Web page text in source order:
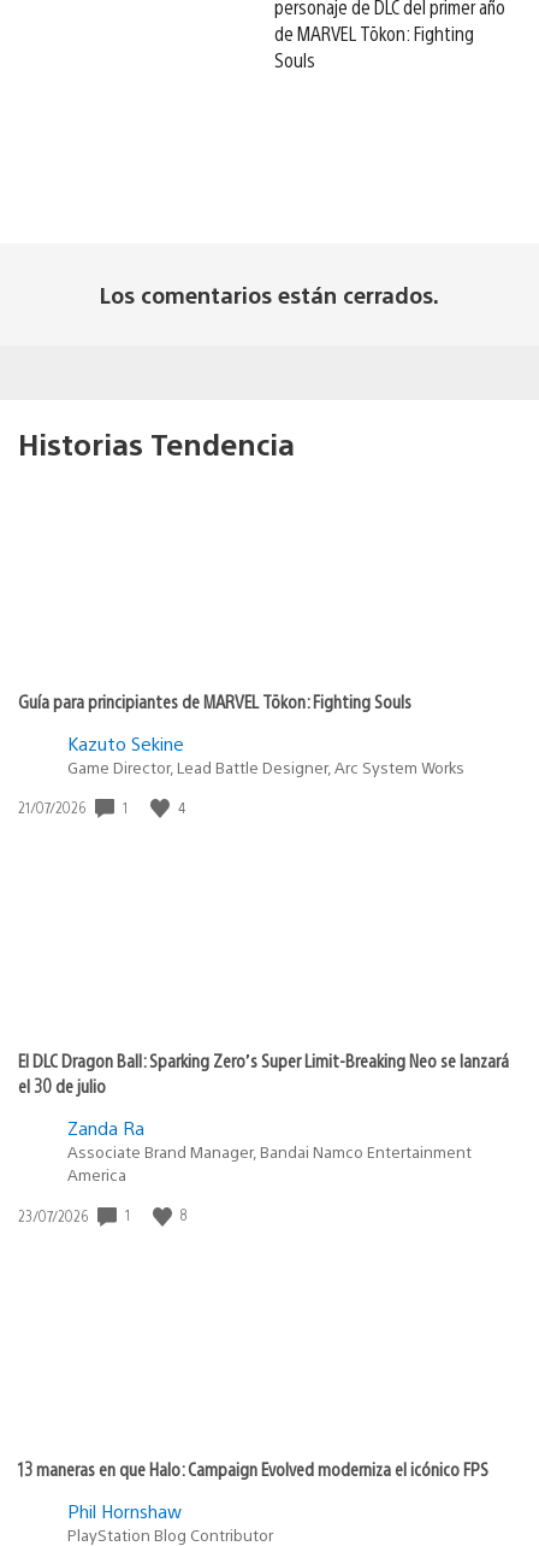
personaje de DLC del primer año
de MARVEL Tōkon: Fighting
Souls
Los comentarios están cerrados.
Historias Tendencia
Guía para principiantes de MARVEL Tōkon: Fighting Souls
Kazuto Sekine
Game Director, Lead Battle Designer, Arc System Works
Fecha
21/07/2026 1 4
El DLC Dragon Ball: Sparking Zero’s Super Limit-Breaking Neo se lanzará
el 30 de julio
Zanda Ra
Associate Brand Manager, Bandai Namco Entertainment
America
Fecha
23/07/2026 1 8
13 maneras en que Halo: Campaign Evolved moderniza el icónico FPS
Phil Hornshaw
PlayStation Blog Contributor